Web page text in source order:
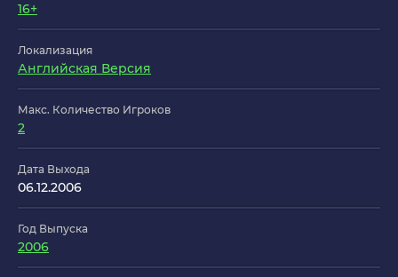
16+
Локализация
Английская Версия
Макс. Количество Игроков
2
Дата Выхода
06.12.2006
Год Выпуска
2006